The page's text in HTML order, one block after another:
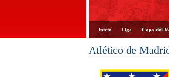
Inicio Liga Copa del
Atlético de